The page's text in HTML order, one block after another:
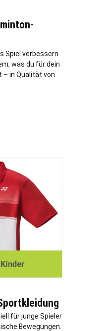
Spiel verbessern
was du für dein
– in Qualität von
für junge Spieler
Bewegungen.